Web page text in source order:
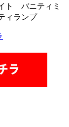
ト バニティミ
ィランプ